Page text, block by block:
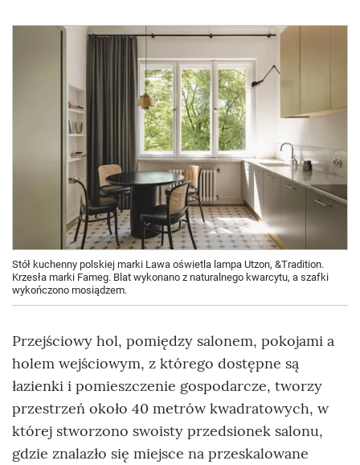
Stół kuchenny polskiej marki Lawa oświetla lampa Utzon, &Tradition.
Krzesła marki Fameg. Blat wykonano z naturalnego kwarcytu, a szafki
wykończono mosiądzem.
Przejściowy hol, pomiędzy salonem, pokojami a
holem wejściowym, z którego dostępne są
łazienki i pomieszczenie gospodarcze, tworzy
przestrzeń około 40 metrów kwadratowych, w
której stworzono swoisty przedsionek salonu,
gdzie znalazło się miejsce na przeskalowane